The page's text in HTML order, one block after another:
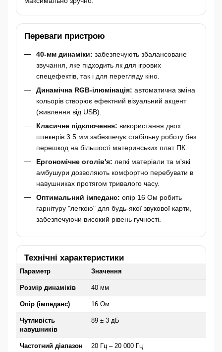
Переваги пристрою
40-мм динаміки: забезпечують збалансоване
звучання, яке підходить як для ігрових
спецефектів, так і для перегляду кіно.
Динамічна RGB-ілюмінація: автоматична зміна
кольорів створює ефектний візуальний акцент
(живлення від USB).
Класичне підключення: використання двох
штекерів 3.5 мм забезпечує стабільну роботу без
перешкод на більшості материнських плат ПК.
Ергономічне оголів'я: легкі матеріали та м'які
амбушури дозволяють комфортно перебувати в
навушниках протягом тривалого часу.
Оптимальний імпеданс: опір 16 Ом робить
гарнітуру "легкою" для будь-якої звукової карти,
забезпечуючи високий рівень гучності.
Технічні характеристики
Параметр Значення
Розмір динаміків 40 мм
Опір (імпеданс) 16 Ом
Чутливість
навушників
89 ± 3 дБ
Частотний діапазон 20 Гц – 20 000 Гц